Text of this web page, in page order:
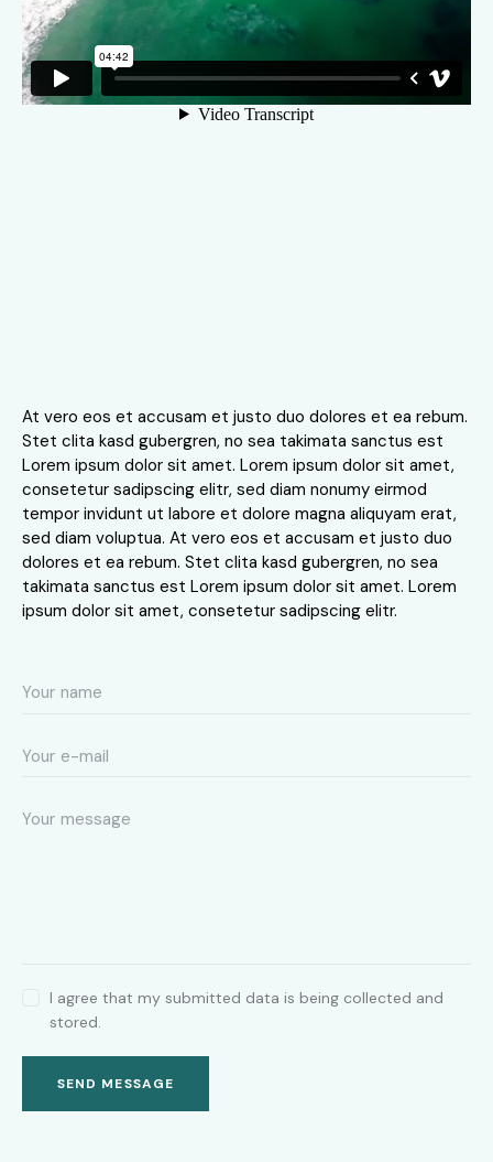
At vero eos et accusam et justo duo dolores et ea rebum.
Stet clita kasd gubergren, no sea takimata sanctus est
Lorem ipsum dolor sit amet. Lorem ipsum dolor sit amet,
consetetur sadipscing elitr, sed diam nonumy eirmod
tempor invidunt ut labore et dolore magna aliquyam erat,
sed diam voluptua. At vero eos et accusam et justo duo
dolores et ea rebum. Stet clita kasd gubergren, no sea
takimata sanctus est Lorem ipsum dolor sit amet. Lorem
ipsum dolor sit amet, consetetur sadipscing elitr.
I agree that my submitted data is being collected and
stored.
SEND MESSAGE